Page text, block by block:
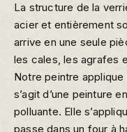
La structure de la
acier et entièrement
arrive en une seule
les cales, les agrafes
Notre peintre
s’agit d’une peinture
polluante. Elle
passe dans un four à